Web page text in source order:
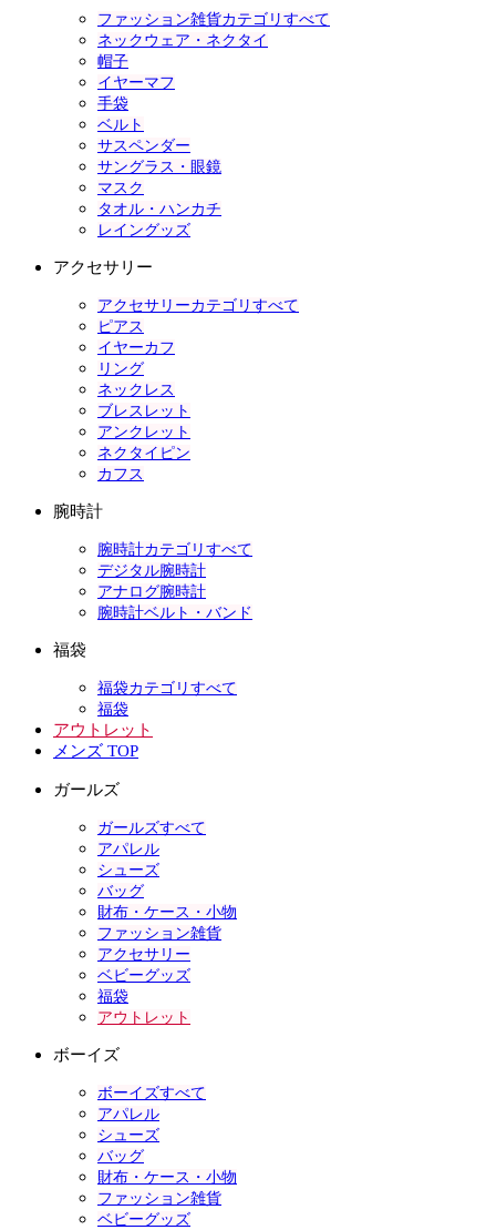
ファッション雑貨カテゴリすべて
ネックウェア・ネクタイ
帽子
イヤーマフ
手袋
ベルト
サスペンダー
サングラス・眼鏡
マスク
タオル・ハンカチ
レイングッズ
アクセサリー
アクセサリーカテゴリすべて
ピアス
イヤーカフ
リング
ネックレス
ブレスレット
アンクレット
ネクタイピン
カフス
腕時計
腕時計カテゴリすべて
デジタル腕時計
アナログ腕時計
腕時計ベルト・バンド
福袋
福袋カテゴリすべて
福袋
アウトレット
メンズ TOP
ガールズ
ガールズすべて
アパレル
シューズ
バッグ
財布・ケース・小物
ファッション雑貨
アクセサリー
ベビーグッズ
福袋
アウトレット
ボーイズ
ボーイズすべて
アパレル
シューズ
バッグ
財布・ケース・小物
ファッション雑貨
ベビーグッズ